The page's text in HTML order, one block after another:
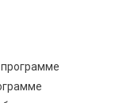
программе